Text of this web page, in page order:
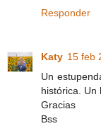
Responder
Katy 15 feb
Un
histórica. Un
Gracias
Bss